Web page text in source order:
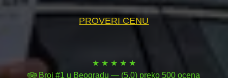
PROVERI CENU
★ ★ ★ ★ ★
Broj #1 u Beogradu — (5.0) preko 500 ocena